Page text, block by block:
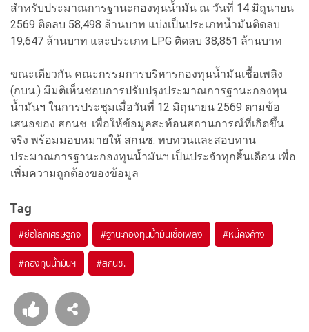
สำหรับประมาณการฐานะกองทุนน้ำมัน ณ วันที่ 14 มิถุนายน
2569 ติดลบ 58,498 ล้านบาท แบ่งเป็นประเภทน้ำมันติดลบ
19,647 ล้านบาท และประเภท LPG ติดลบ 38,851 ล้านบาท
ขณะเดียวกัน คณะกรรมการบริหารกองทุนน้ำมันเชื้อเพลิง
(กบน.) มีมติเห็นชอบการปรับปรุงประมาณการฐานะกองทุน
น้ำมันฯ ในการประชุมเมื่อวันที่ 12 มิถุนายน 2569 ตามข้อ
เสนอของ สกนช. เพื่อให้ข้อมูลสะท้อนสถานการณ์ที่เกิดขึ้น
จริง พร้อมมอบหมายให้ สกนช. ทบทวนและสอบทาน
ประมาณการฐานะกองทุนน้ำมันฯ เป็นประจำทุกสิ้นเดือน เพื่อ
เพิ่มความถูกต้องของข้อมูล
Tag
#ย่อโลกเศรษฐกิจ #ฐานะกองทุนน้ำมันเชื้อเพลิง #หนี้คงค้าง
#กองทุนน้ำมันฯ #สกนช.